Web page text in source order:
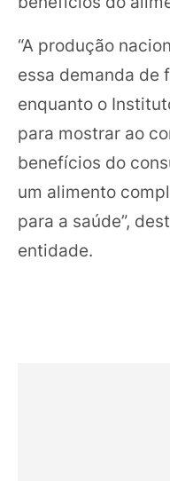
“A produção
essa demanda de
enquanto o
para mostrar ao
benefícios do
um alimento
para a saúde”,
entidade.